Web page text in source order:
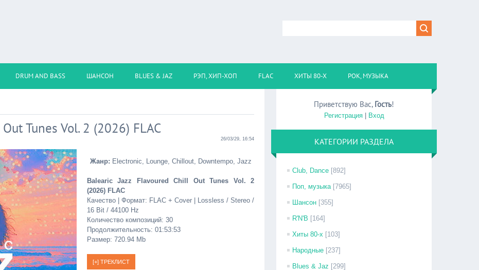
DRUM AND BASS ШАНСОН BLUES & JAZ РЭП, ХИП-ХОП FLAC ХИТЫ 80-Х РОК, МУЗЫКА
Tunes Vol. 2 (2026) FLAC
26/03/29, 16:54
Жанр: Electronic, Lounge, Chillout, Downtempo, Jazz
Balearic Jazz Flavoured Chill Out Tunes Vol. 2
(2026) FLAC
Качество | Формат: FLAC + Cover | Lossless / Stereo /
16 Bit / 44100 Hz
Количество композиций: 30
Продолжительность: 01:53:53
Размер: 720.94 Mb
Приветствую Вас, Гость!
Регистрация| Вход
КАТЕГОРИИ РАЗДЕЛА
Club, Dance [892]
Поп, музыка [7965]
Шансон [355]
R'N'B [164]
Хиты 80-х [103]
Народные [237]
Blues & Jaz [299]